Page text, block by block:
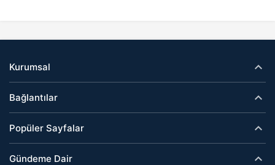
Kurumsal
Bağlantılar
Popüler Sayfalar
Gündeme Dair